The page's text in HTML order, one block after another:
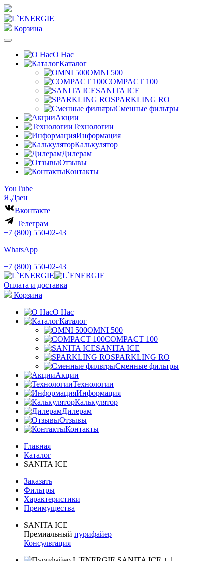
Корзина
О Нас
Каталог
OMNI 500
COMPACT 100
SANITA ICE
SPARKLING RO
Сменные фильтры
Акции
Технологии
Информация
Калькулятор
Дилерам
Отзывы
Контакты
YouTube
Я.Дзен
Вконтакте
Телеграм
+7 (800) 550-02-43
WhatsApp
+7 (800) 550-02-43
Оплата и доставка
Корзина
О Нас
Каталог
OMNI 500
COMPACT 100
SANITA ICE
SPARKLING RO
Сменные фильтры
Акции
Технологии
Информация
Калькулятор
Дилерам
Отзывы
Контакты
Главная
Каталог
SANITA ICE
Заказать
Фильтры
Характеристики
Преимущества
SANITA ICE
Премиальный пурифайер
Консультация